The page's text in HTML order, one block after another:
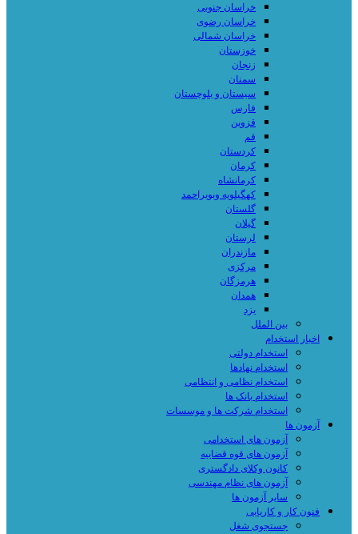
خراسان جنوبی
خراسان رضوی
خراسان شمالی
خوزستان
زنجان
سمنان
سیستان و بلوچستان
فارس
قزوین
قم
کردستان
کرمان
کرمانشاه
کهگیلویه وبویراحمد
گلستان
گیلان
لرستان
مازندران
مرکزی
هرمزگان
همدان
یزد
بین الملل
اخبار استخدام
استخدام دولتی
استخدام نهادها
استخدام نظامی و انتظامی
استخدام بانک ها
استخدام شرکت ها و موسسات
آزمون ها
آزمون های استخدامی
آزمون های قوه قضاییه
کانون وکلای دادگستری
آزمون های نظام مهندسی
سایر آزمون ها
فنون کار و کاریابی
جستجوی شغل